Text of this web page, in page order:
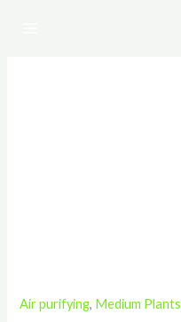
Air purifying, Medium Plants